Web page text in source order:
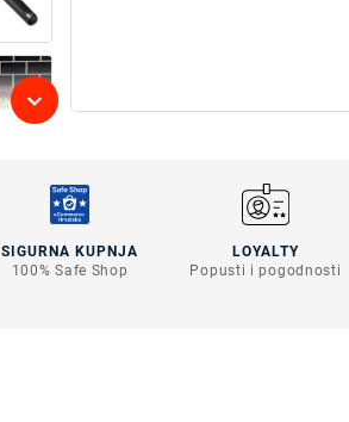
SIGURNA KUPNJA
100% Safe Shop
LOYALTY
Popusti i pogodnosti